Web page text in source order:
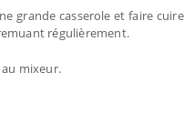
grande casserole et faire cuire
régulièrement.
mixeur.